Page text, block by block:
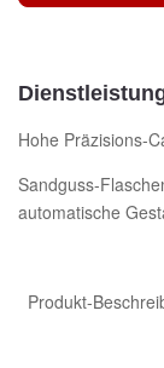
Hohe Präzisions-
Sandguss-
automatische
Produkt-